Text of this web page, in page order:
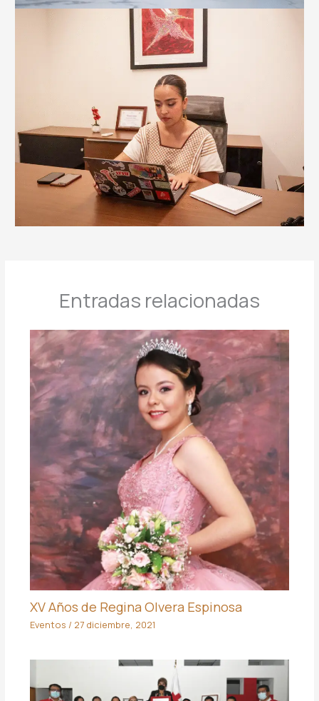
Entradas relacionadas
XV Años de Regina Olvera Espinosa
Eventos / 27 diciembre, 2021